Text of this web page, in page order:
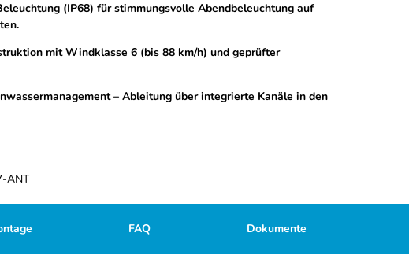
(IP68) für stimmungsvolle Abendbeleuchtung auf
mit Windklasse 6 (bis 88 km/h) und geprüfter
– Ableitung über integrierte Kanäle in den
ANT
FAQ Dokumente